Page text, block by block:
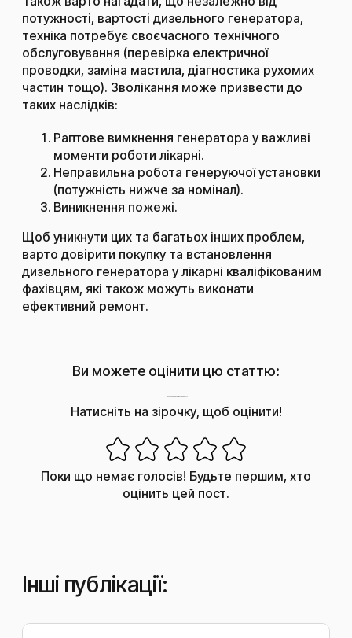
потужності, вартості дизельного генератора,
техніка потребує своєчасного технічного
обслуговування (перевірка електричної
проводки, заміна мастила, діагностика рухомих
частин тощо). Зволікання може призвести до
таких наслідків:
Раптове вимкнення генератора у важливі
моменти роботи лікарні.
Неправильна робота генеруючої установки
(потужність нижче за номінал).
Виникнення пожежі.
Щоб уникнути цих та багатьох інших проблем,
варто довірити покупку та встановлення
дизельного генератора у лікарні кваліфікованим
фахівцям, які також можуть виконати
ефективний ремонт.
Ви можете оцінити цю статтю:
Натисніть на зірочку, щоб оцінити!
Поки що немає голосів! Будьте першим, хто
оцінить цей пост.
Інші публікації: